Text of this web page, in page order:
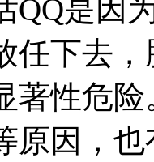
QQ是因
任下去
著性危
原因，